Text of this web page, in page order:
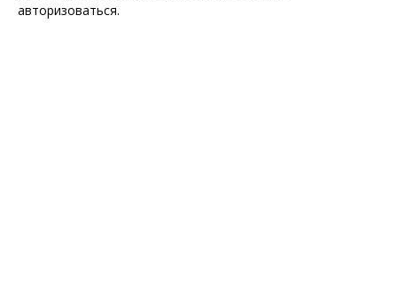
авторизоваться.